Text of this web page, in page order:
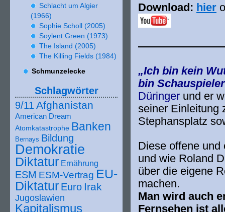
Download: hier
„Ich bin kein
bin
Düringer und er
sei­ner Einleitung
Stephansplatz
Diese offe­ne und
und wie Roland
über die eige­ne
machen.
Man wird auch
Fernsehen ist
Schlacht um Algier
(1966)
Sophie Scholl (2005)
Soylent Green (1973)
The Island (2005)
The Killing Fields (1984)
Schmunzelecke
Schlagwörter
9/11 Afghanistan
American Dream
Atomkatastrophe Banken
Bernays Bildung
Demokratie
Diktatur Ernährung
ESM ESM-Vertrag EU-
Diktatur Euro Irak
Jugoslawien
Kapitalismus